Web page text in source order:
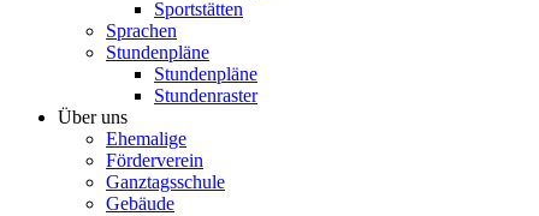
Sportstätten
Sprachen
Stundenpläne
Stundenpläne
Stundenraster
Über uns
Ehemalige
Förderverein
Ganztagsschule
Gebäude